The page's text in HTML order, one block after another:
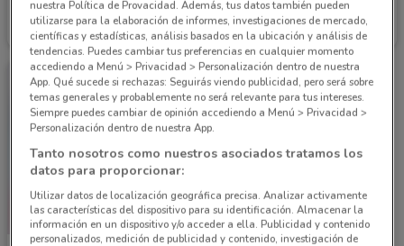
Waldos
Caduca el 31/08 2.3 km
Waldos
Caduca Lunes 2.3 km
nuestra Política de Provacidad. Además, tus datos también pueden
utilizarse para la elaboración de informes, investigaciones de mercado,
científicas y estadísticas, análisis basados en la ubicación y análisis de
tendencias. Puedes cambiar tus preferencias en cualquier momento
accediendo a Menú > Privacidad > Personalización dentro de nuestra
App. Qué sucede si rechazas: Seguirás viendo publicidad, pero será sobre
temas generales y probablemente no será relevante para tus intereses.
Siempre puedes cambiar de opinión accediendo a Menú > Privacidad >
Personalización dentro de nuestra App.
Tanto nosotros como nuestros asociados tratamos los
datos para proporcionar:
Utilizar datos de localización geográfica precisa. Analizar activamente
las características del dispositivo para su identificación. Almacenar la
información en un dispositivo y/o acceder a ella. Publicidad y contenido
personalizados, medición de publicidad y contenido, investigación de